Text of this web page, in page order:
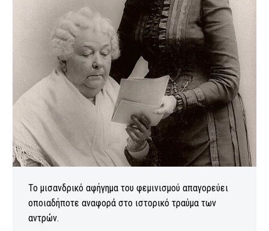
Το μισανδρικό αφήγημα του φεμινισμού απαγορεύει
οποιαδήποτε αναφορά στο ιστορικό τραύμα των
αντρών.